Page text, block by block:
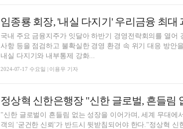
국내 주요 금융지주가 잇달아 하반기 경영전략회의를 열어
사항 등을 점검하고 불확실한 경영 환경 속 위기 대응 방안
내실 다지기와 내부통제 강화...
2024-07-17 수요일 | 이용우 기자
정상혁 신한은행장 "신한 글로벌, 흔들림
"신한 글로벌이 흔들림 없는 성장을 이어가며, 세계 무대에
객의 '굳건한 신뢰'가 반드시 뒷받침되어야 한다."정상혁 신